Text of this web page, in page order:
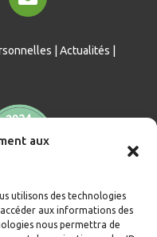
aux
utilisons des technologies
aux informations des
nous permettra de
Actualités